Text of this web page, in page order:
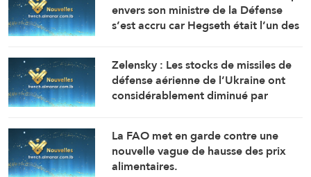
envers son ministre de la Défense
s’est accru car Hegseth était l’un des
militaire contre l’Iran ( Washington
Post, citant des responsables)
Zelensky : Les stocks de missiles de
défense aérienne de l’Ukraine ont
considérablement diminué par
La FAO met en garde contre une
nouvelle vague de hausse des prix
alimentaires.